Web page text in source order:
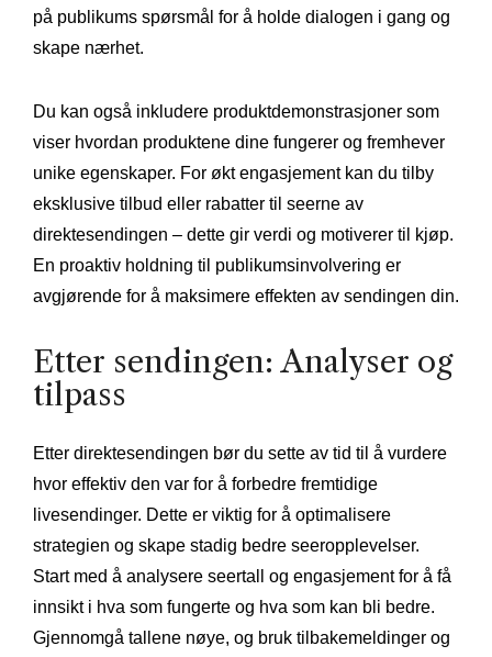
på publikums spørsmål for å holde dialogen i gang og
skape nærhet.
Du kan også inkludere produktdemonstrasjoner som
viser hvordan produktene dine fungerer og fremhever
unike egenskaper. For økt engasjement kan du tilby
eksklusive tilbud eller rabatter til seerne av
direktesendingen – dette gir verdi og motiverer til kjøp.
En proaktiv holdning til publikumsinvolvering er
avgjørende for å maksimere effekten av sendingen din.
Etter sendingen: Analyser og
tilpass
Etter direktesendingen bør du sette av tid til å vurdere
hvor effektiv den var for å forbedre fremtidige
livesendinger. Dette er viktig for å optimalisere
strategien og skape stadig bedre seeropplevelser.
Start med å analysere seertall og engasjement for å få
innsikt i hva som fungerte og hva som kan bli bedre.
Gjennomgå tallene nøye, og bruk tilbakemeldinger og